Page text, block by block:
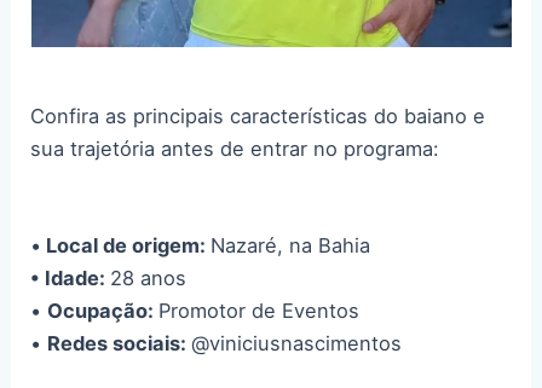
Confira as principais características do baiano e
sua trajetória antes de entrar no programa:
• Local de origem: Nazaré, na Bahia
• Idade: 28 anos
• Ocupação: Promotor de Eventos
• Redes sociais:@viniciusnascimentos